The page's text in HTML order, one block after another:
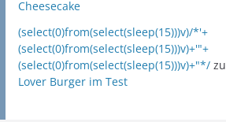
Cheesecake
(select(0)from(select(sleep(15)))v)/*'+
(select(0)from(select(sleep(15)))v)+'"+
(select(0)from(select(sleep(15)))v)+"*/zu
Lover Burger im Test